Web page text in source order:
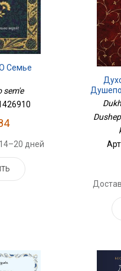
Семье
sem'e
дней